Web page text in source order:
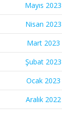
Mayıs 2023
Nisan 2023
Mart 2023
Şubat 2023
Ocak 2023
Aralık 2022